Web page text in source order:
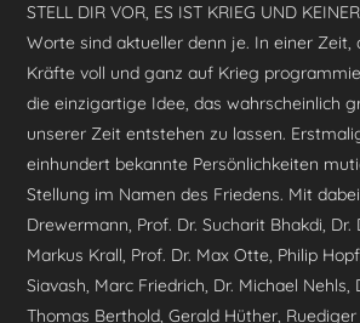
STELL DIR VOR, ES IST KRIEG UND
Worte sind aktueller denn je. In einer
Kräfte voll und ganz auf Krieg
die einzigartige Idee, das wahrscheinlich
unserer Zeit entstehen zu lassen.
einhundert bekannte Persönlichkeiten
Stellung im Namen des Friedens. Mit
Drewermann, Prof. Dr. Sucharit Bhakdi, Dr.
Markus Krall, Prof. Dr. Max Otte, Philip
Siavash, Marc Friedrich, Dr. Michael Nehls,
Thomas Berthold, Gerald Hüther, Ruediger